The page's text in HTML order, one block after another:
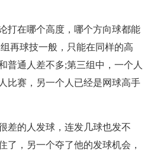
打在哪个高度，哪个方向球都能
再球技一般，只能在同样的高
普通人差不多;第三组中，一个人
比赛，另一个人已经是网球高手
差的人发球，连发几球也发不
了，另一个夺了他的发球机会，